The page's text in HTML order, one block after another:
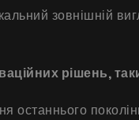
рішень,
останнього